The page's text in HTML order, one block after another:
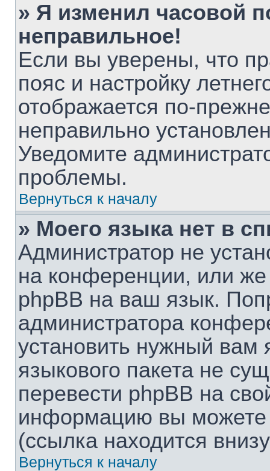
» Я изменил часовой
неправильное!
Если вы уверены, что
пояс и настройку
отображается по-
неправильно
Уведомите
проблемы.
Вернуться к началу
» Моего языка нет в
Администратор не
на конференции, или же
phpBB на ваш язык.
администратора
установить нужный вам
языкового пакета не
перевести phpBB на
информацию вы можете
(ссылка находится
Вернуться к началу